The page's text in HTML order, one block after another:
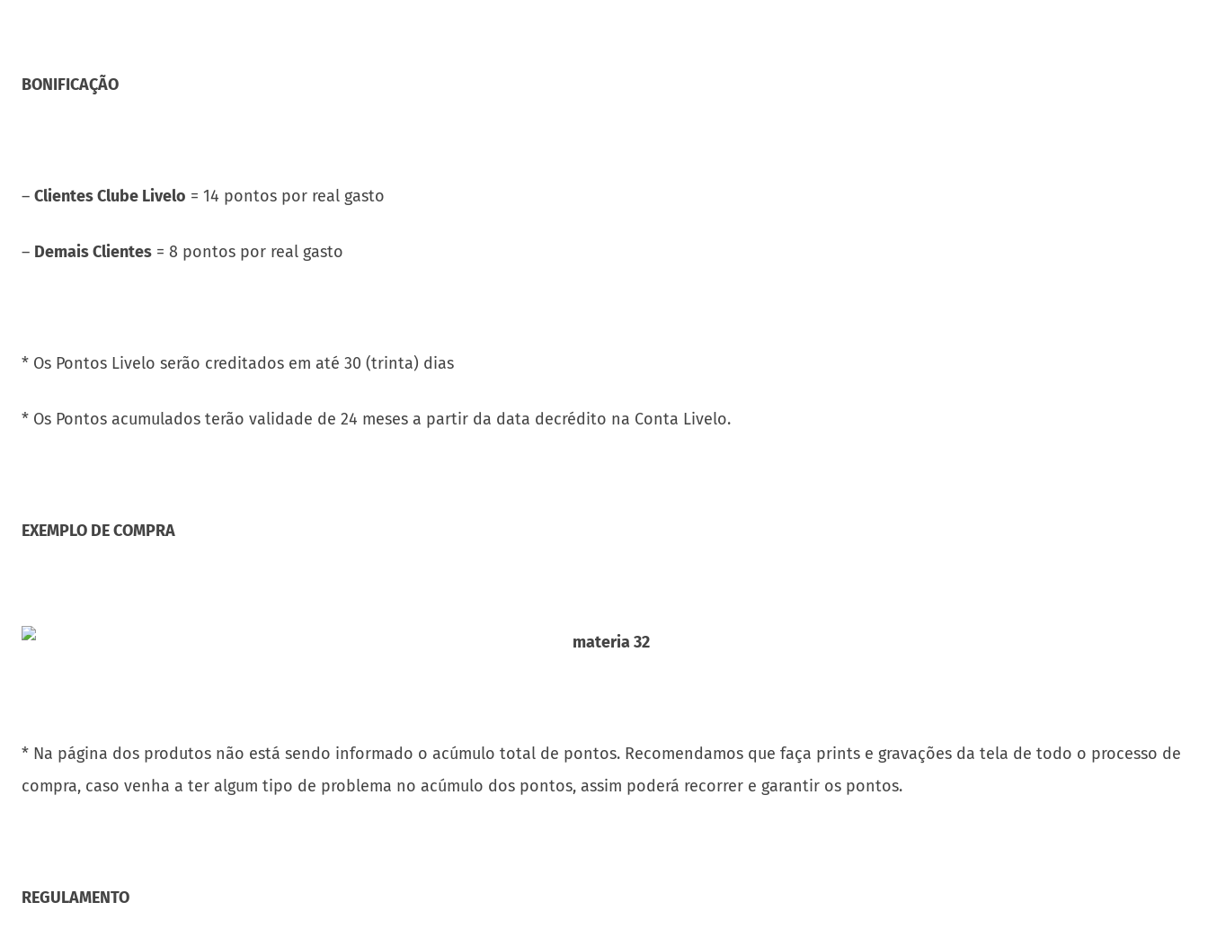
BONIFICAÇÃO
– Clientes Clube Livelo = 14 pontos por real gasto
– Demais Clientes = 8 pontos por real gasto
* Os Pontos Livelo serão creditados em até 30 (trinta) dias
* Os Pontos acumulados terão validade de 24 meses a partir da data decrédito na Conta Livelo.
EXEMPLO DE COMPRA
* Na página dos produtos não está sendo informado o acúmulo total de pontos. Recomendamos que faça prints e gravações da tela de todo o processo de
compra, caso venha a ter algum tipo de problema no acúmulo dos pontos, assim poderá recorrer e garantir os pontos.
REGULAMENTO